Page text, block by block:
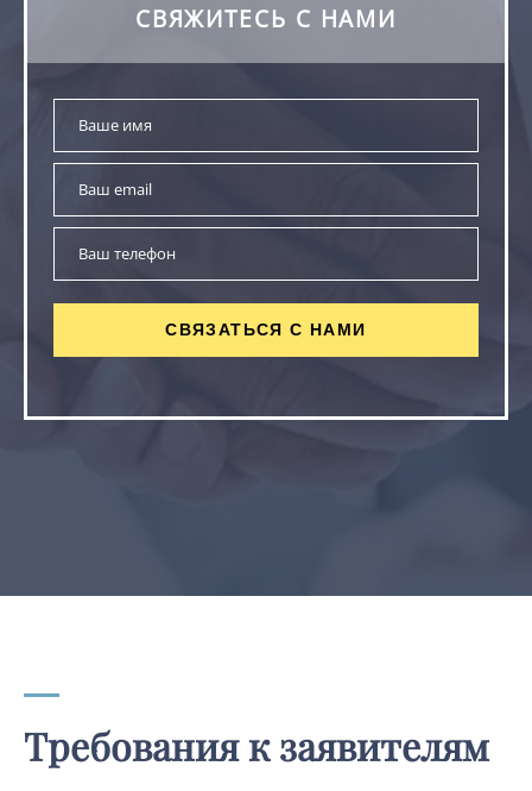
СВЯЖИТЕСЬ С НАМИ
СВЯЗАТЬСЯ С НАМИ
Требования к заявителям